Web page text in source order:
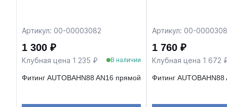
Артикул: 00-00003082
1 300 ₽
Клубная цена 1 235 ₽ В наличии
Фитинг AUTOBAHN88 AN16 прямой
Артикул: 00-
1 760 ₽
Клубная цена 1 672
Фитинг